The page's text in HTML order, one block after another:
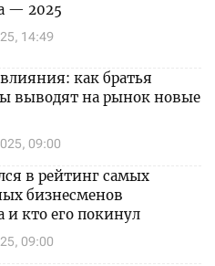
14:49
— 2025
09:00
как братья
выводят на рынок новые
09:00
в рейтинг самых
бизнесменов
и кто его покинул